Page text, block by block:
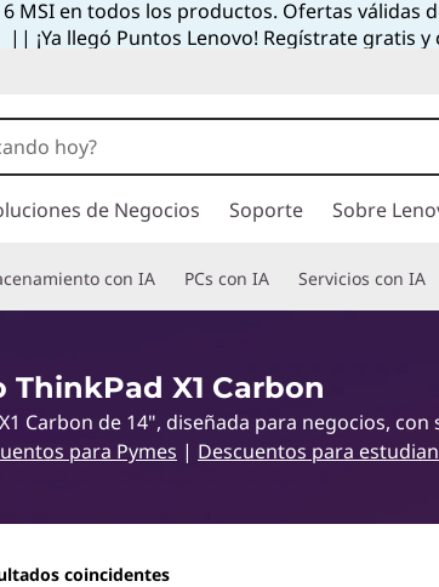
6 MSI en todos los productos. Ofertas válidas
|| ¡Ya llegó Puntos Lenovo! Regístrate gratis
de Negocios Soporte Sobre
con IA PCs con IA Servicios con IA
X1 Carbon
Carbon de 14", diseñada para negocios,
para Pymes | Descuentos para
coincidentes